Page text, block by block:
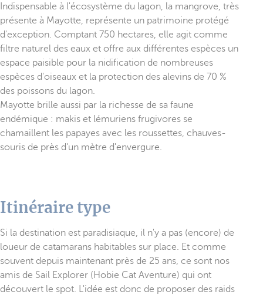
Indispensable à l'écosystème du lagon, la mangrove, très
présente à Mayotte, représente un patrimoine protégé
d'exception. Comptant 750 hectares, elle agit comme
filtre naturel des eaux et offre aux différentes espèces un
espace paisible pour la nidification de nombreuses
espèces d'oiseaux et la protection des alevins de 70 %
des poissons du lagon.
Mayotte brille aussi par la richesse de sa faune
endémique : makis et lémuriens frugivores se
chamaillent les papayes avec les roussettes, chauves-
souris de près d'un mètre d'envergure.
Itinéraire type
Si la destination est paradisiaque, il n'y a pas (encore) de
loueur de catamarans habitables sur place. Et comme
souvent depuis maintenant près de 25 ans, ce sont nos
amis de Sail Explorer (Hobie Cat Aventure) qui ont
découvert le spot. L'idée est donc de proposer des raids